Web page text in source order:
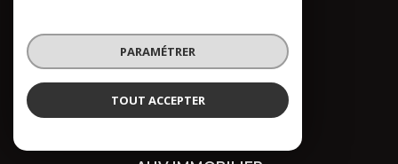
PARAMÉTRER
TOUT ACCEPTER